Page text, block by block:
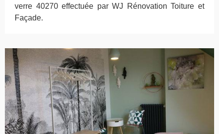
verre 40270 effectuée par WJ Rénovation Toiture et
Façade.